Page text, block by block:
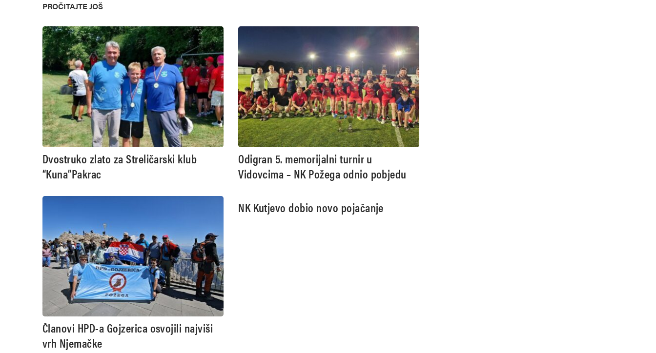
PROČITAJTE JOŠ
Dvostruko zlato za Streličarski klub
“Kuna”Pakrac
Odigran 5. memorijalni turnir u
Vidovcima – NK Požega odnio pobjedu
Članovi HPD-a Gojzerica osvojili najviši
vrh Njemačke
NK Kutjevo dobio novo pojačanje